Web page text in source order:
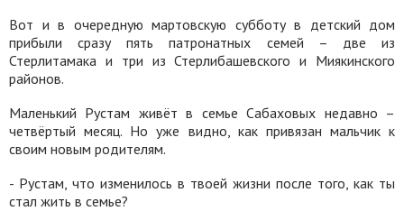
Вот и в очередную мартовскую субботу в детский дом
прибыли сразу пять патронатных семей – две из
Стерлитамака и три из Стерлибашевского и Миякинского
районов.
Маленький Рустам живёт в семье Сабаховых недавно –
четвёртый месяц. Но уже видно, как привязан мальчик к
своим новым родителям.
- Рустам, что изменилось в твоей жизни после того, как ты
стал жить в семье?